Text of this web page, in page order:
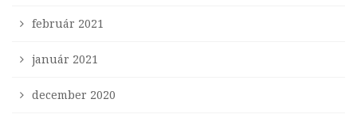
február 2021
január 2021
december 2020